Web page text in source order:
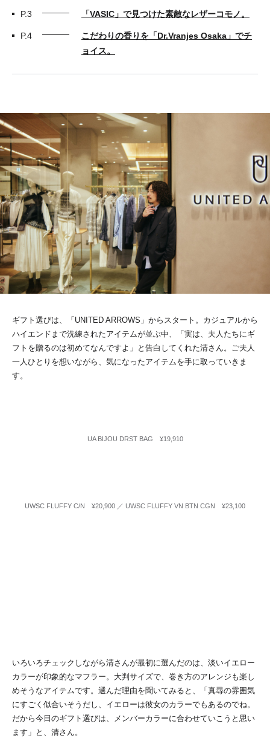
P.3 「VASIC」で見つけた素敵なレザーコモノ。
P.4
こだわりの香りを「Dr.Vranjes Osaka」でチ
ョイス。
ギフト選びは、「UNITED ARROWS」からスタート。カジュアルから
ハイエンドまで洗練されたアイテムが並ぶ中、「実は、夫人たちにギ
フトを贈るのは初めてなんですよ」と告白してくれた清さん。ご夫人
一人ひとりを想いながら、気になったアイテムを手に取っていきま
す。
UA BIJOU DRST BAG ¥19,910
UWSC FLUFFY C/N ¥20,900 ／ UWSC FLUFFY VN BTN CGN ¥23,100
いろいろチェックしながら清さんが最初に選んだのは、淡いイエロー
カラーが印象的なマフラー。大判サイズで、巻き方のアレンジも楽し
めそうなアイテムです。選んだ理由を聞いてみると、「真尋の雰囲気
にすごく似合いそうだし、イエローは彼女のカラーでもあるのでね。
だから今日のギフト選びは、メンバーカラーに合わせていこうと思い
ます」と、清さん。